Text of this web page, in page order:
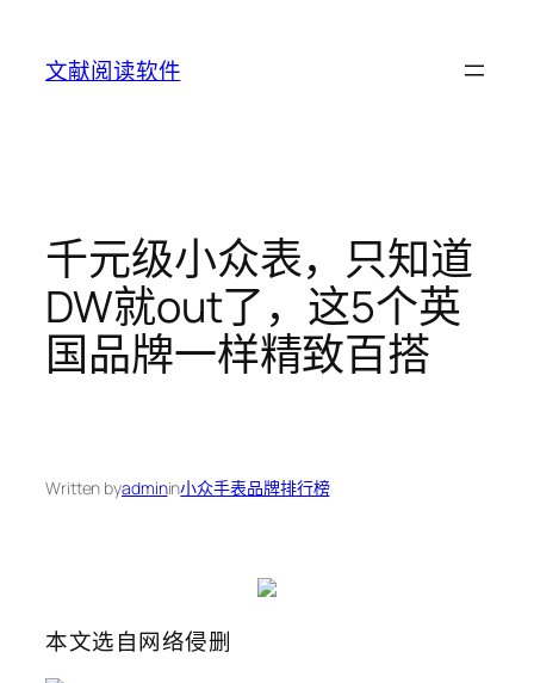
content
文献阅读软件
千元级小众表，只知道
DW就out了，这5个英
国品牌一样精致百搭
Written byadminin小众手表品牌排行榜
本文选自网络侵删